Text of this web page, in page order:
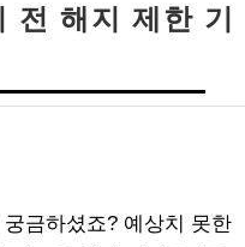
해지 제한 기
금하셨죠? 예상치 못한